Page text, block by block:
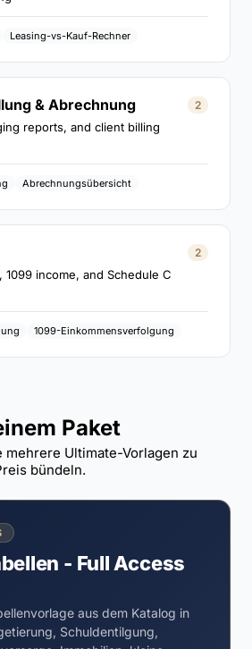
Leasing-vs-Kauf-Rechner
& Abrechnung 2
reports, and client billing
Abrechnungsübersicht
2
1099 income, and Schedule C
1099-Einkommensverfolgung
Paket
mehrere Ultimate-Vorlagen zu
bündeln.
- Full Access
aus dem Katalog in
Schuldentilgung,